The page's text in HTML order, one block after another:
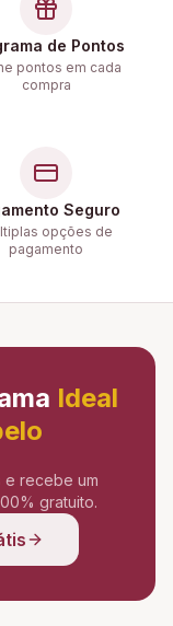
de Pontos
pontos em cada
compra
Seguro
opções de
pagamento
Ideal
e recebe um
gratuito.